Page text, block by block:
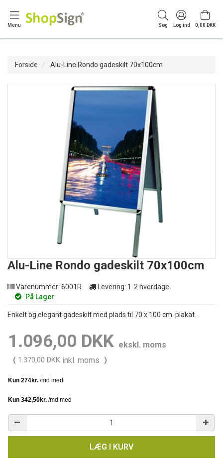
Menu Søg Log ind 0,00 DKK
Forside Alu-Line Rondo gadeskilt 70x100cm
Alu-Line Rondo gadeskilt 70x100cm
Varenummer: 6001R Levering: 1-2 hverdage
På Lager
Enkelt og elegant gadeskilt med plads til 70 x 100 cm. plakat.
1.096,00 DKK ekskl. moms
( 1.370,00 DKK inkl. moms )
LÆG I KURV